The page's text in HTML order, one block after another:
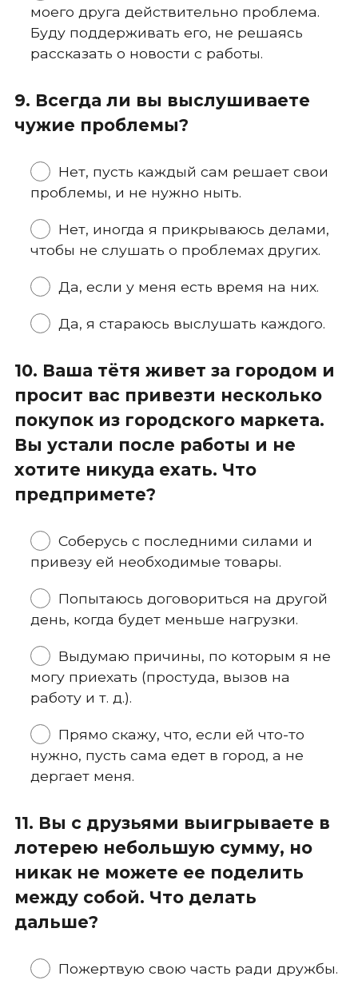
моего друга действительно проблема.
Буду поддерживать его, не решаясь
рассказать о новости с работы.
9. Всегда ли вы выслушиваете
чужие проблемы?
Нет, пусть каждый сам решает свои
проблемы, и не нужно ныть.
Нет, иногда я прикрываюсь делами,
чтобы не слушать о проблемах других.
Да, если у меня есть время на них.
Да, я стараюсь выслушать каждого.
10. Ваша тётя живет за городом и
просит вас привезти несколько
покупок из городского маркета.
Вы устали после работы и не
хотите никуда ехать. Что
предпримете?
Соберусь с последними силами и
привезу ей необходимые товары.
Попытаюсь договориться на другой
день, когда будет меньше нагрузки.
Выдумаю причины, по которым я не
могу приехать (простуда, вызов на
работу и т. д.).
Прямо скажу, что, если ей что-то
нужно, пусть сама едет в город, а не
дергает меня.
11. Вы с друзьями выигрываете в
лотерею небольшую сумму, но
никак не можете ее поделить
между собой. Что делать
дальше?
Пожертвую свою часть ради дружбы.